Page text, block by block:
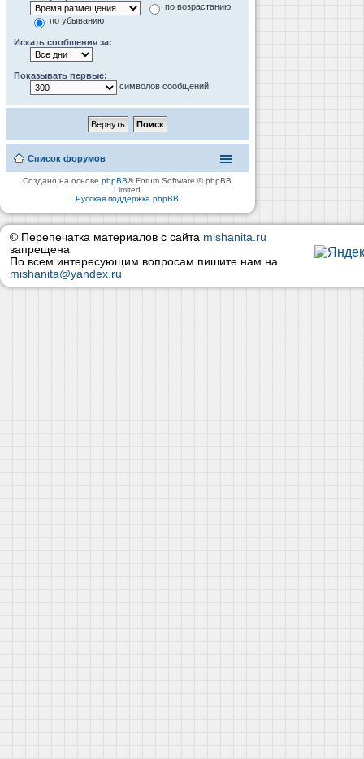
по возрастанию
по убыванию
Искать сообщения за:
Показывать первые:
символов сообщений
Список форумов
Создано на основеphpBB® Forum Software © phpBB
Limited
Русская поддержка phpBB
© Перепечатка материалов с сайта mishanita.ru
запрещена
По всем интересующим вопросам пишите нам на
mishanita@yandex.ru